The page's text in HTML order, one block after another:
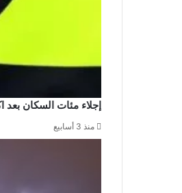
إجلاء مئات السكان
منذ 3 أسابيع